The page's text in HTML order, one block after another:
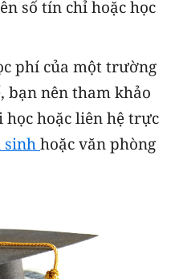
số tín chỉ hoặc học
phí của một trường
bạn nên tham khảo
hoặc liên hệ trực
sinh hoặc văn phòng